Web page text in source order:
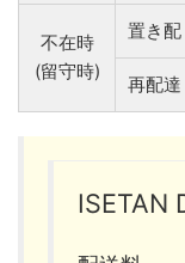
不在時
(留守時)
置き配
再配達
ISETAN